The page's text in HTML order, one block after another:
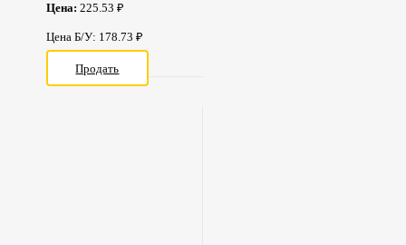
Цена: 225.53 ₽
Цена Б/У: 178.73 ₽
Продать